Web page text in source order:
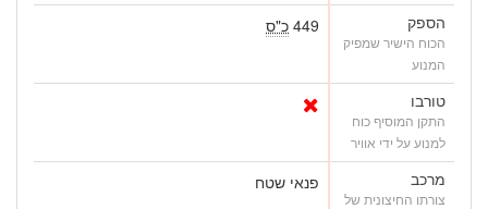
הספק
הכוח הישיר שמפיק
המנוע
449 כ"ס
טורבו
התקן המוסיף כוח
למנוע על ידי אוויר
מרכב
צורתו החיצונית של
פנאי שטח